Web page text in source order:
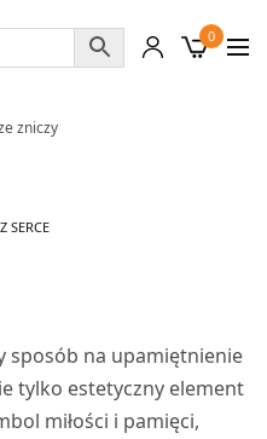
0
zniczy
SERCE
sposób na upamiętnienie
tylko estetyczny element
miłości i pamięci,